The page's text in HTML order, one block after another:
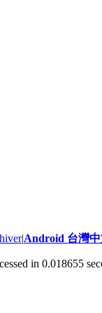
|Android 台灣中
in 0.018655